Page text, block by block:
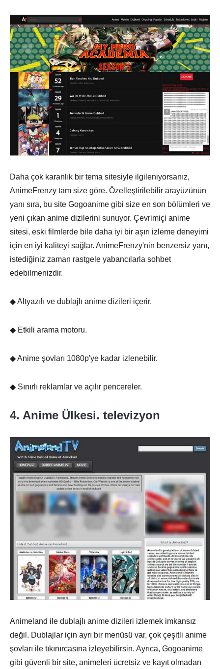
Daha çok karanlık bir tema sitesiyle ilgileniyorsanız,
AnimeFrenzy tam size göre. Özelleştirilebilir arayüzünün
yanı sıra, bu site Gogoanime gibi size en son bölümleri ve
yeni çıkan anime dizilerini sunuyor. Çevrimiçi anime
sitesi, eski filmlerde bile daha iyi bir aşırı izleme deneyimi
için en iyi kaliteyi sağlar. AnimeFrenzy'nin benzersiz yanı,
istediğiniz zaman rastgele yabancılarla sohbet
edebilmenizdir.
◆ Altyazılı ve dublajlı anime dizileri içerir.
◆ Etkili arama motoru.
◆ Anime şovları 1080p'ye kadar izlenebilir.
◆ Sınırlı reklamlar ve açılır pencereler.
4. Anime Ülkesi. televizyon
Animeland ile dublajlı anime dizileri izlemek imkansız
değil. Dublajlar için ayrı bir menüsü var, çok çeşitli anime
şovları ile tıkınırcasına izleyebilirsin. Ayrıca, Gogoanime
gibi güvenli bir site, animeleri ücretsiz ve kayıt olmadan